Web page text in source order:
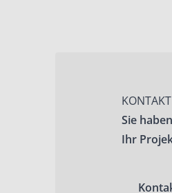
KONTAKT
Sie
Ihr